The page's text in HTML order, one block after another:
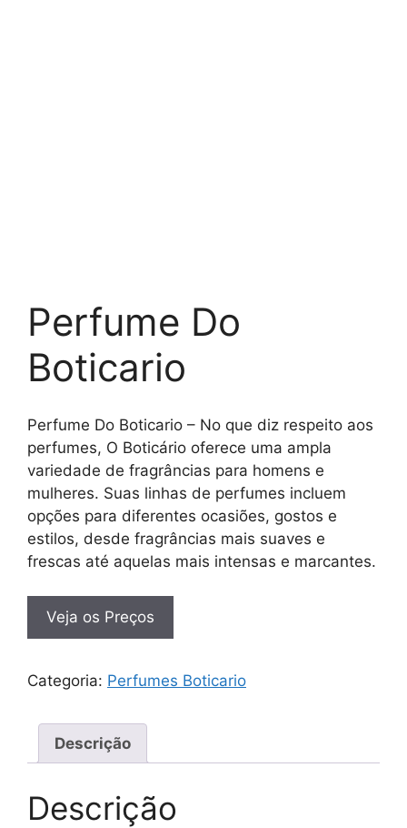
Perfume Do
Boticario
Perfume Do Boticario – No que diz respeito aos
perfumes, O Boticário oferece uma ampla
variedade de fragrâncias para homens e
mulheres. Suas linhas de perfumes incluem
opções para diferentes ocasiões, gostos e
estilos, desde fragrâncias mais suaves e
frescas até aquelas mais intensas e marcantes.
Veja os Preços
Categoria: Perfumes Boticario
Descrição
Descrição